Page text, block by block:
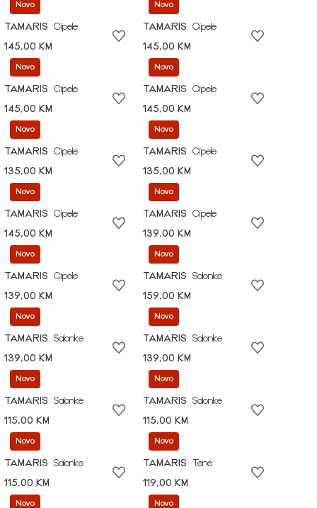
Novo
TAMARIS
Cipele
145,00 KM
Novo
TAMARIS
Cipele
145,00 KM
Novo
TAMARIS
Cipele
145,00 KM
Novo
TAMARIS
Cipele
145,00 KM
Novo
TAMARIS
Cipele
135,00 KM
Novo
TAMARIS
Cipele
135,00 KM
Novo
TAMARIS
Cipele
145,00 KM
Novo
TAMARIS
Cipele
139,00 KM
Novo
TAMARIS
Cipele
139,00 KM
Novo
TAMARIS
Salonke
159,00 KM
Novo
TAMARIS
Salonke
139,00 KM
Novo
TAMARIS
Salonke
139,00 KM
Novo
TAMARIS
Salonke
115,00 KM
Novo
TAMARIS
Salonke
115,00 KM
Novo
TAMARIS
Salonke
115,00 KM
Novo
TAMARIS
Tene
119,00 KM
Novo Novo